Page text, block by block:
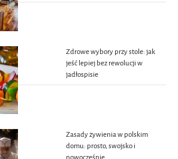
Zdrowe wybory przy stole: jak
jeść lepiej bez rewolucji w
jadłospisie
Zasady żywienia w polskim
domu: prosto, swojsko i